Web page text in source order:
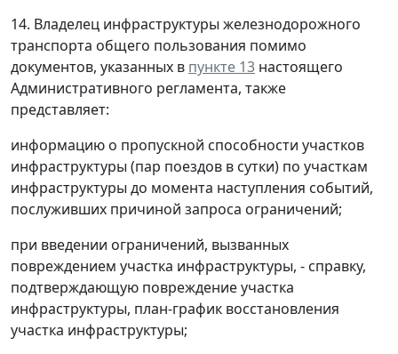
14. Владелец инфраструктуры железнодорожного
транспорта общего пользования помимо
документов, указанных в пункте 13 настоящего
Административного регламента, также
представляет:
информацию о пропускной способности участков
инфраструктуры (пар поездов в сутки) по участкам
инфраструктуры до момента наступления событий,
послуживших причиной запроса ограничений;
при введении ограничений, вызванных
повреждением участка инфраструктуры, - справку,
подтверждающую повреждение участка
инфраструктуры, план-график восстановления
участка инфраструктуры;